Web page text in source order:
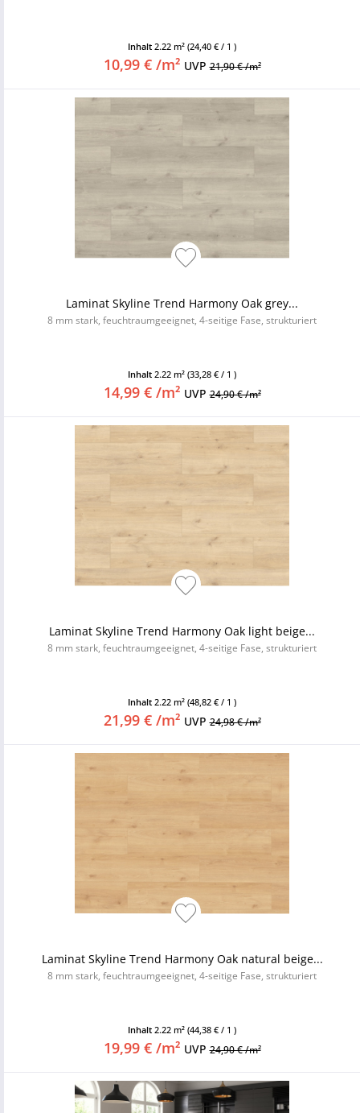
Inhalt 2.22 m² (24,40 € / 1 )
10,99 € /m² UVP21,90 € /m²
Laminat Skyline Trend Harmony Oak grey...
8 mm stark, feuchtraumgeeignet, 4-seitige Fase, strukturiert
Inhalt 2.22 m² (33,28 € / 1 )
14,99 € /m² UVP24,90 € /m²
Laminat Skyline Trend Harmony Oak light beige...
8 mm stark, feuchtraumgeeignet, 4-seitige Fase, strukturiert
Inhalt 2.22 m² (48,82 € / 1 )
21,99 € /m² UVP24,98 € /m²
Laminat Skyline Trend Harmony Oak natural beige...
8 mm stark, feuchtraumgeeignet, 4-seitige Fase, strukturiert
Inhalt 2.22 m² (44,38 € / 1 )
19,99 € /m² UVP24,90 € /m²